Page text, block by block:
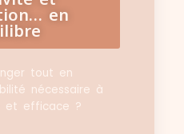
en
tout en
nécessaire à
et efficace ?